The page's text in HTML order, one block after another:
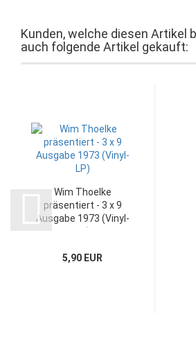
Kunden, welche diesen Artikel
auch folgende Artikel gekauft:
Wim Thoelke
präsentiert - 3 x 9
Ausgabe 1973 (Vinyl-
LP)
5,90 EUR